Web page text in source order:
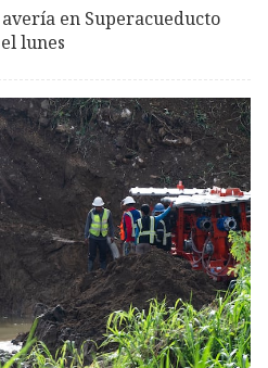
en Superacueducto
lunes